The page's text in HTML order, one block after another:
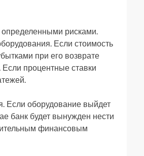
рисками.
Если стоимость
при его возврате
процентные ставки
Если оборудование выйдет
банк будет вынужден нести
финансовым